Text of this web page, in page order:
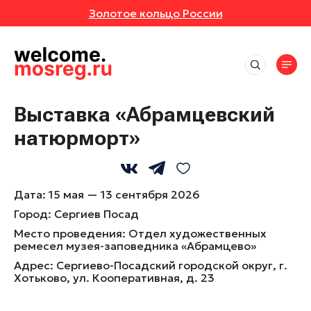
Золотое кольцо России
Места
Отели
Рестораны
Природа и животные
Отдохнуть и выспаться
Рыбалка
Фермы
Глэмпинги
Экскурсионные маршруты
Спортивные маршруты
Народные художественные промыслы
Детские маршруты
Москва + Подмосковье: два ритма
идеального путешествия
Автомобильные маршруты
События
Выставки
Фестивали
Концерты
Экскурсии
Мастер-классы
Новости
Музеи
Гиды
КЛАССЫ
ПРОФИЛЯ
Выставка «Абрамцевский
натюрморт»
Дата:15 мая — 13 сентября 2026
Город: Сергиев Посад
Место проведения: Отдел художественных
ремесел музея-заповедника «Абрамцево»
Адрес: Сергиево-Посадский городской округ, г.
Хотьково, ул. Кооперативная, д. 23